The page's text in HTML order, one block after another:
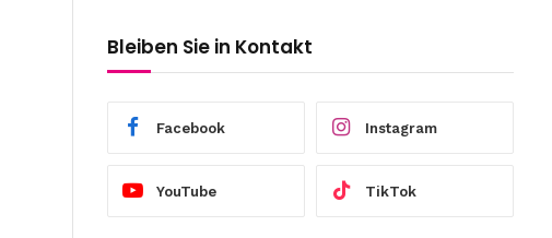
Bleiben Sie in Kontakt
Facebook Instagram
YouTube TikTok